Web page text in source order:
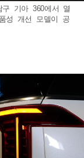
기아 360에서 열
성 개선 모델이 공